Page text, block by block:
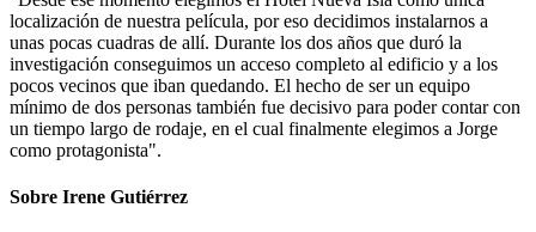
localización de nuestra película, por eso decidimos instalarnos a
unas pocas cuadras de allí. Durante los dos años que duró la
investigación conseguimos un acceso completo al edificio y a los
pocos vecinos que iban quedando. El hecho de ser un equipo
mínimo de dos personas también fue decisivo para poder contar con
un tiempo largo de rodaje, en el cual finalmente elegimos a Jorge
como protagonista".
Sobre Irene Gutiérrez